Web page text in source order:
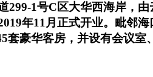
299-1号C区大华西海岸，
年11月正式开业。毗邻
套豪华客房，并设有会议室